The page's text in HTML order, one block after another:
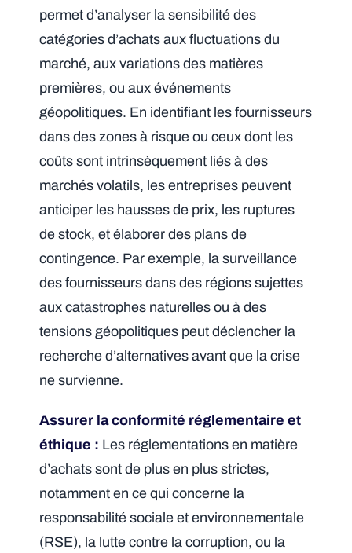
permet d’analyser la sensibilité des
catégories d’achats aux fluctuations du
marché, aux variations des matières
premières, ou aux événements
géopolitiques. En identifiant les fournisseurs
dans des zones à risque ou ceux dont les
coûts sont intrinsèquement liés à des
marchés volatils, les entreprises peuvent
anticiper les hausses de prix, les ruptures
de stock, et élaborer des plans de
contingence. Par exemple, la surveillance
des fournisseurs dans des régions sujettes
aux catastrophes naturelles ou à des
tensions géopolitiques peut déclencher la
recherche d’alternatives avant que la crise
ne survienne.
Assurer la conformité réglementaire et
éthique : Les réglementations en matière
d’achats sont de plus en plus strictes,
notamment en ce qui concerne la
responsabilité sociale et environnementale
(RSE), la lutte contre la corruption, ou la